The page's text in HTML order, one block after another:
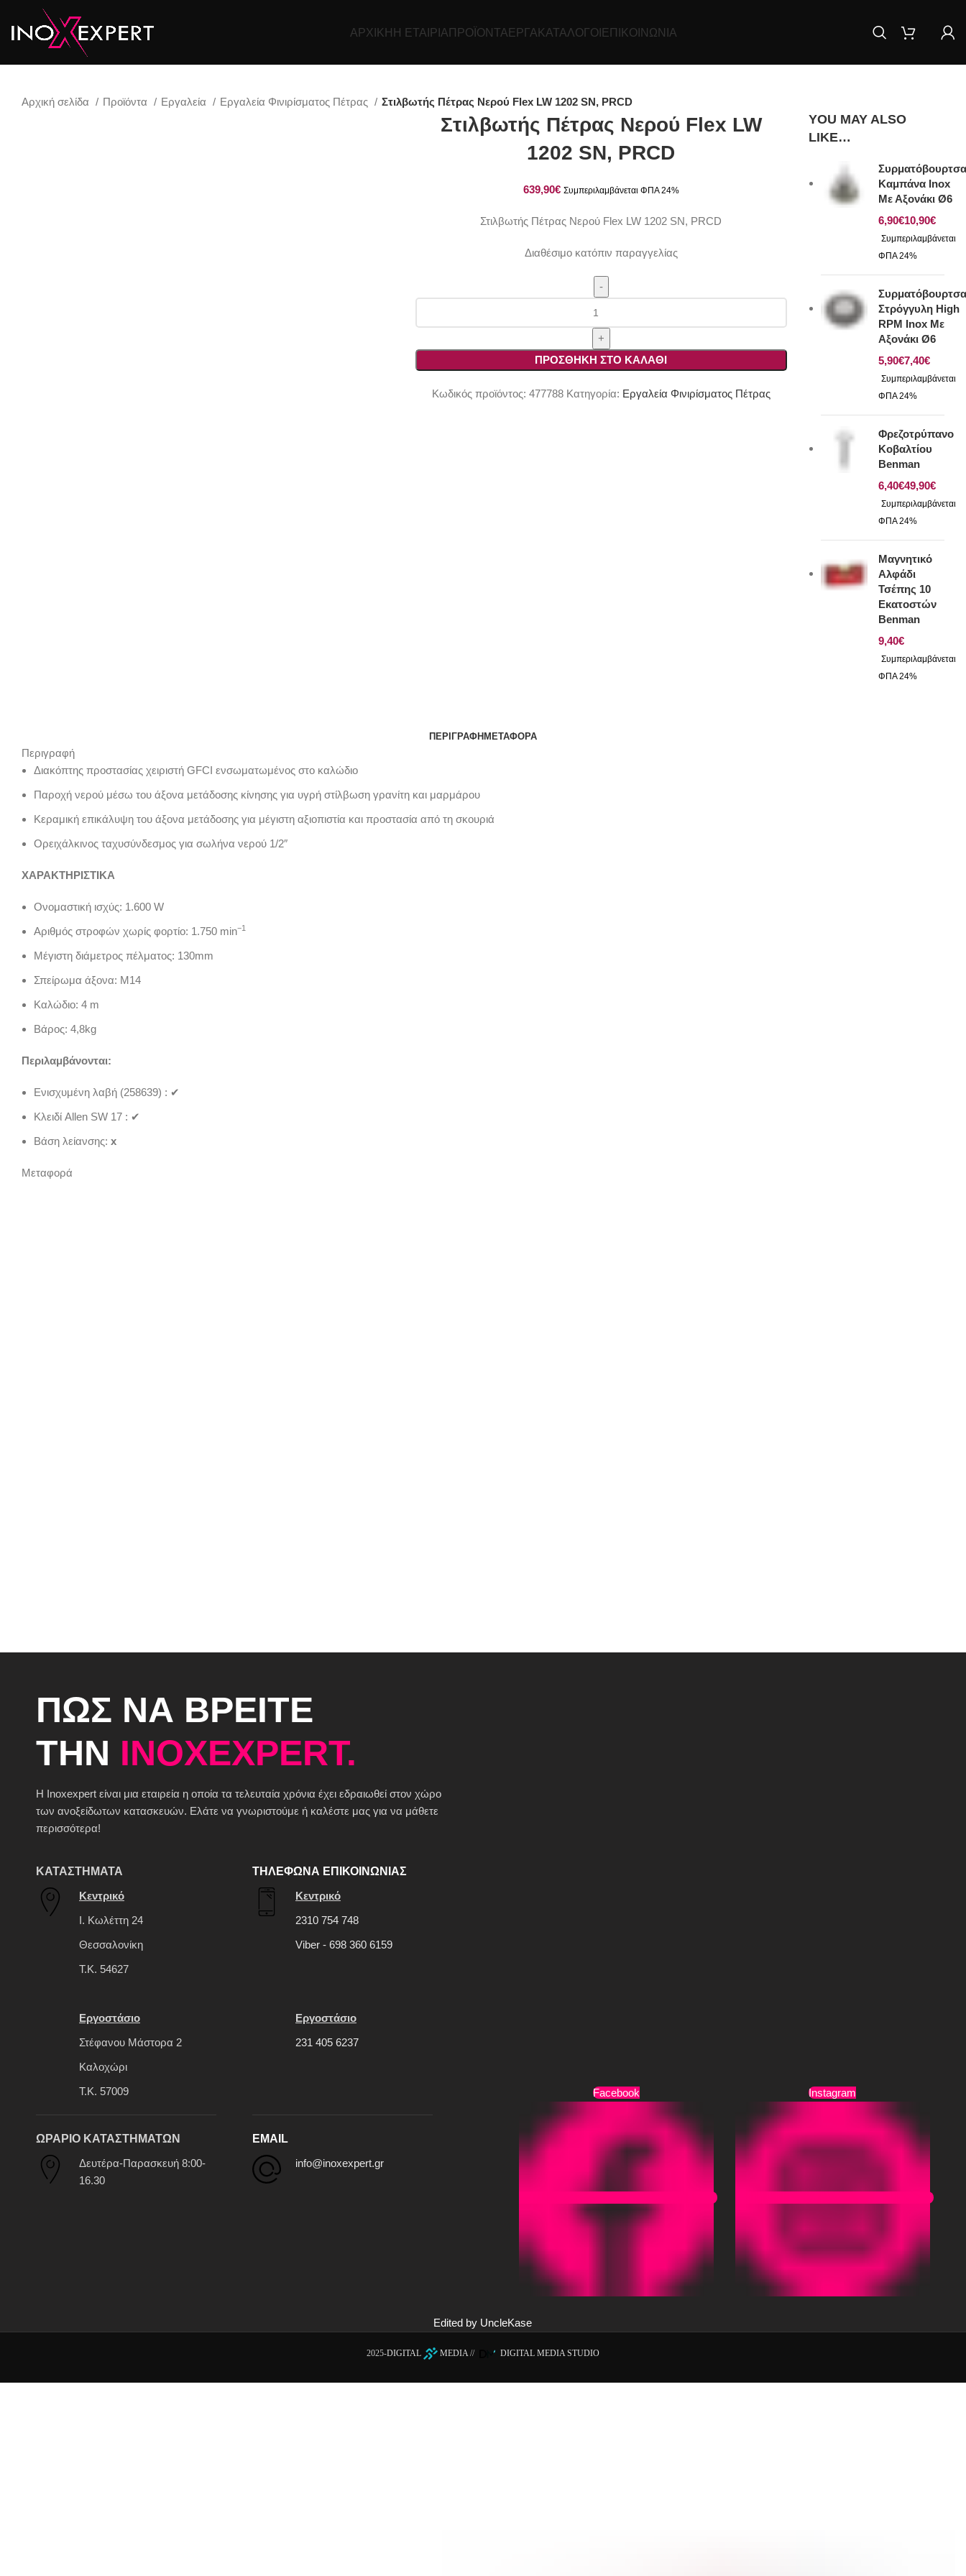
ΑΡΧΙΚΉ Η ΕΤΑΙΡΊΑ ΠΡΟΪΌΝΤΑ ΕΡΓΑ ΚΑΤΆΛΟΓΟΙ ΕΠΙΚΟΙΝΩΝΊΑ
Αρχική σελίδα Προϊόντα Εργαλεία Εργαλεία Φινιρίσματος Πέτρας Στιλβωτής Πέτρας Νερού Flex LW 1202 SN, PRCD
Στιλβωτής Πέτρας Νερού Flex LW
1202 SN, PRCD
€
Στιλβωτής Πέτρας Νερού Flex LW 1202 SN, PRCD
Διαθέσιμο κατόπιν παραγγελίας
LW
1202
ΠΡΟΣΘΉΚΗ ΣΤΟ ΚΑΛΆΘΙ
Κωδικός προϊόντος: 477788 Κατηγορία: Εργαλεία Φινιρίσματος Πέτρας
YOU MAY ALSO
LIKE…
Συρματόβουρτσα
Καμπάνα Inox
Με Αξονάκι Ø6
€
€
Συρματόβουρτσα
Στρόγγυλη High
RPM Inox Με
Αξονάκι Ø6
€
€
Φρεζοτρύπανο
Κοβαλτίου
Benman
€
€
Μαγνητικό
Αλφάδι
Τσέπης 10
Εκατοστών
Benman
€
ΠΕΡΙΓΡΑΦΉ ΜΕΤΑΦΟΡΆ
Περιγραφή
Διακόπτης προστασίας χειριστή GFCI ενσωματωμένος στο καλώδιο
Παροχή νερού μέσω του άξονα μετάδοσης κίνησης για υγρή στίλβωση γρανίτη και μαρμάρου
Κεραμική επικάλυψη του άξονα μετάδοσης για μέγιστη αξιοπιστία και προστασία από τη σκουριά
Ορειχάλκινος ταχυσύνδεσμος για σωλήνα νερού 1/2″
ΧΑΡΑΚΤΗΡΙΣΤΙΚΑ
Ονομαστική ισχύς: 1.600 W
Αριθμός στροφών χωρίς φορτίο: 1.750 min−1
Μέγιστη διάμετρος πέλματος: 130mm
Σπείρωμα άξονα: Μ14
Καλώδιο: 4 m
Βάρος: 4,8kg
Περιλαμβάνονται:
Ενισχυμένη λαβή (258639) : ✔
Κλειδί Allen SW 17 : ✔
Βάση λείανσης: x
Μεταφορά
ΠΩΣ ΝΑ ΒΡΕΙΤΕ
ΤΗΝ INOXEXPERT.
H Inoxexpert είναι μια εταιρεία η οποία τα τελευταία χρόνια έχει εδραιωθεί στον χώρο
των ανοξείδωτων κατασκευών. Ελάτε να γνωριστούμε ή καλέστε μας για να μάθετε
περισσότερα!
ΚΑΤΑΣΤΗΜΑΤΑ
Κεντρικό
Ι. Κωλέττη 24
Θεσσαλονίκη
Τ.Κ. 54627
Εργοστάσιο
Στέφανου Μάστορα 2
Καλοχώρι
Τ.Κ. 57009
ΩΡΑΡΙΟ ΚΑΤΑΣΤΗΜΑΤΩΝ
Δευτέρα-Παρασκευή 8:00-
16.30
ΤΗΛΕΦΩΝΑ ΕΠΙΚΟΙΝΩΝΙΑΣ
Κεντρικό
2310 754 748
Viber - 698 360 6159
Εργοστάσιο
231 405 6237
EMAIL
info@inoxexpert.gr
Facebook Instagram
Edited by UncleKase
2025-DIGITAL MEDIA // DIGITAL MEDIA STUDIO